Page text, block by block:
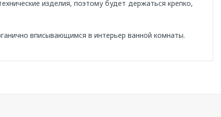
изделия, поэтому будет держаться крепко,
вписывающимся в интерьер ванной комнаты.